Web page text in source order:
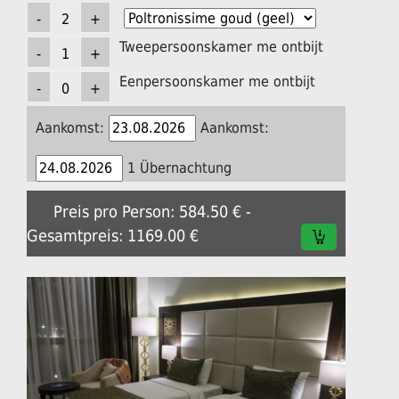
Tweepersoonskamer me ontbijt
Eenpersoonskamer me ontbijt
Aankomst: Aankomst:
1 Übernachtung
Preis pro Person: 584.50 € -
Gesamtpreis: 1169.00 €